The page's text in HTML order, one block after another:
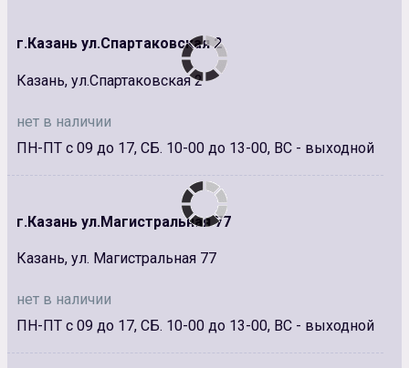
г.Казань ул.Спартаковская 2
Казань, ул.Спартаковская 2
нет в наличии
ПН-ПТ с 09 до 17, СБ. 10-00 до 13-00, ВС - выходной
г.Казань ул.Магистральная 77
Казань, ул. Магистральная 77
нет в наличии
ПН-ПТ с 09 до 17, СБ. 10-00 до 13-00, ВС - выходной